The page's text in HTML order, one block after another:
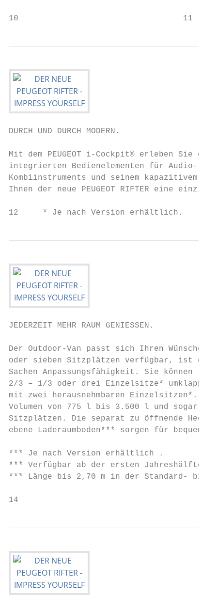
10                                  11
DURCH UND DURCH MODERN.
Mit dem PEUGEOT i-Cockpit® erleben Sie
integrierten Bedienelementen für Audio-
Kombiinstruments und seinem kapazitivem
Ihnen der neue PEUGEOT RIFTER eine
12     * Je nach Version
JEDERZEIT MEHR RAUM GENIESSEN.
Der Outdoor-Van passt sich Ihren
oder sieben Sitzplätzen verfügbar, ist der
­Sachen Anpassungsfähigkeit. Sie können
2/3 – 1/3 oder drei Einzelsitze*
mit zwei herausnehmbaren Einzelsitzen*.
Volumen von 775 l bis 3.500 l und sogar
Sitzplätzen. Die separat zu öffnende
ebene Laderaumboden*** sorgen für
*** Je nach Version erhältlich .
*** Verfügbar ab der ersten Jahreshälfte
*** Länge bis 2,70 m in der Standard-
14